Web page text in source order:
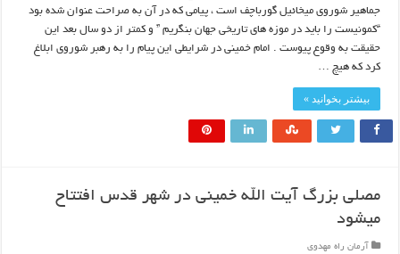
جماهیر شوروی میخائیل گورباچف است ، پیامی که در آن به صراحت عنوان شده بود
“کمونیست را باید در موزه های تاریخی جهان بنگریم ” و کمتر از دو سال بعد این
حقیقت به وقوع پیوست . امام خمینی در شرایطی این پیام را به رهبر شوروی ابلاغ
کرد که هیچ …
بیشتر بخوانید »
مصلی بزرگ آیت الله خمینی در شهر قدس افتتاح
میشود
آرمان راه مهدوی